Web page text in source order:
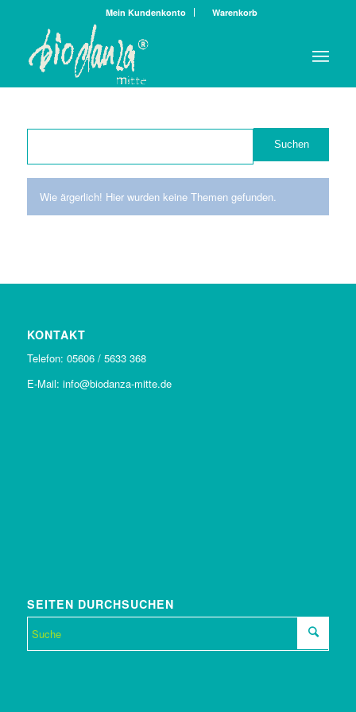
Mein Kundenkonto Warenkorb
Wie ärgerlich! Hier wurden keine Themen gefunden.
KONTAKT
Telefon: 05606 / 5633 368
E-Mail: info@biodanza-mitte.de
SEITEN DURCHSUCHEN